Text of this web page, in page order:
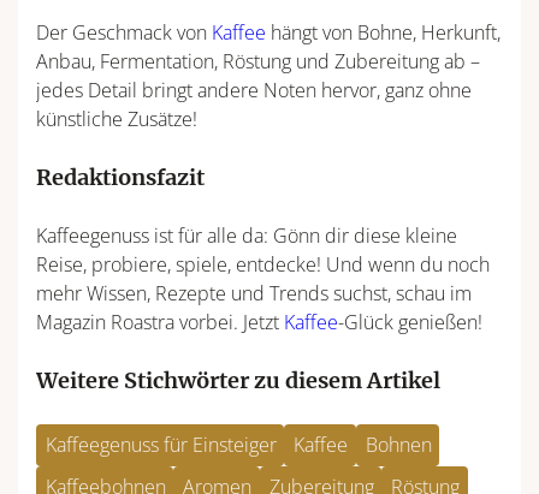
Der Geschmack von Kaffee hängt von Bohne, Herkunft,
Anbau, Fermentation, Röstung und Zubereitung ab –
jedes Detail bringt andere Noten hervor, ganz ohne
künstliche Zusätze!
Redaktionsfazit
Kaffeegenuss ist für alle da: Gönn dir diese kleine
Reise, probiere, spiele, entdecke! Und wenn du noch
mehr Wissen, Rezepte und Trends suchst, schau im
Magazin Roastra vorbei. Jetzt Kaffee-Glück genießen!
Weitere Stichwörter zu diesem Artikel
Kaffeegenuss für Einsteiger Kaffee
Bohnen
Kaffeebohnen
Aromen Zubereitung Röstung